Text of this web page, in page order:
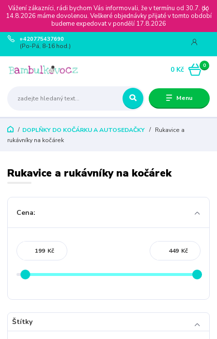
Vážení zákazníci, rádi bychom Vás informovali, že v termínu od 30.7. do
14.8.2026 máme dovolenou. Veškeré objednávky přijaté v tomto období
budeme expedovat v pondělí 17.8.2026
Menu
+420775437690
(Po-Pá, 8-16 hod.)
0
0 Kč
DOPLŇKY DO KOČÁRKU A AUTOSEDAČKY
Rukavice a
rukávníky na kočárek
Rukavice a rukávníky na kočárek
Cena:
Kč Kč
Štítky